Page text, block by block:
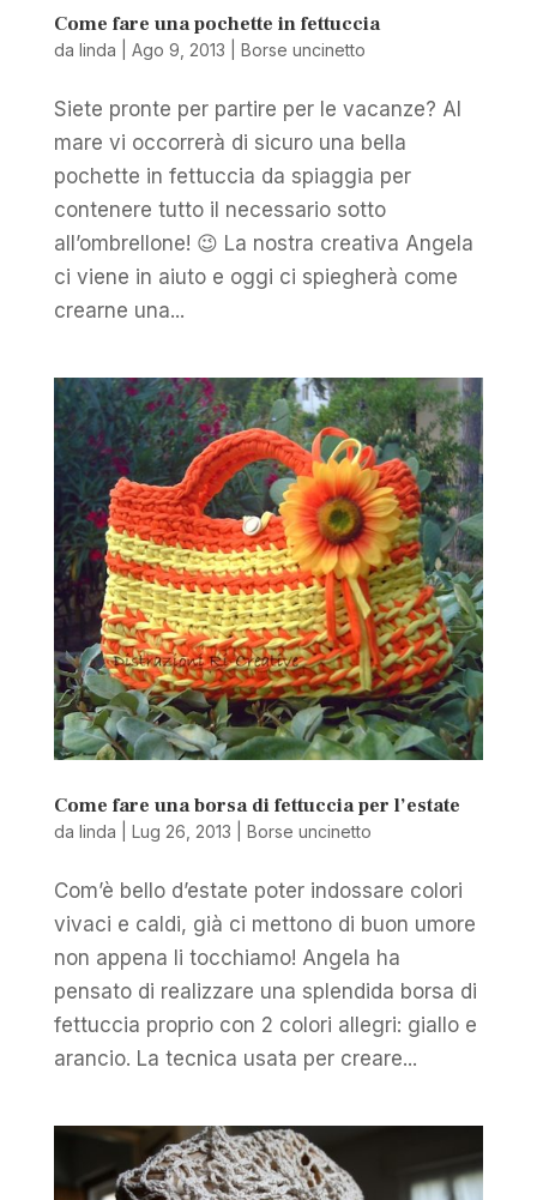
Come fare una pochette in fettuccia
da linda Ago 9, 2013 Borse uncinetto
Siete pronte per partire per le vacanze? Al
mare vi occorrerà di sicuro una bella
pochette in fettuccia da spiaggia per
contenere tutto il necessario sotto
all’ombrellone! 😉 La nostra creativa Angela
ci viene in aiuto e oggi ci spiegherà come
crearne una...
Come fare una borsa di fettuccia per l’estate
da linda Lug 26, 2013 Borse uncinetto
Com’è bello d’estate poter indossare colori
vivaci e caldi, già ci mettono di buon umore
non appena li tocchiamo! Angela ha
pensato di realizzare una splendida borsa di
fettuccia proprio con 2 colori allegri: giallo e
arancio. La tecnica usata per creare...